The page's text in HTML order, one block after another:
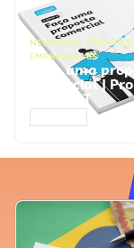
NEGÓCIOS,
EMPRESARIAIS
Faça uma
comercial |
ChatGPT